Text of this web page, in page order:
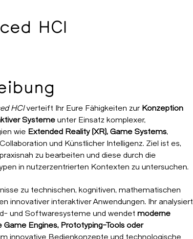
HCI
HCIverteift Ihr Eure Fähigkeiten zur Konzeption
Systemeunter Einsatz komplexer,
wie Extended Reality (XR), Game Systems,
und Künstlicher Intelligenz. Ziel ist es,
zu bearbeiten und diese durch die
in nutzerzentrierten Kontexten zu untersuchen.
zu technischen, kognitiven, mathematischen
innovativer interaktiver Anwendungen. Ihr analysiert
und Softwaresysteme und wendet moderne
Game Engines, Prototyping-Tools oder
innovative Bedienkonzepte und technologische